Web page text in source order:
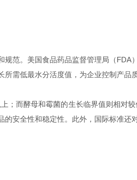
规范。美国食品药品监督管理局（FDA
所需低最水分活度值，为企业控制产品
上；而酵母和霉菌的生长临界值则相对
安全性和稳定性。此外，国际标准